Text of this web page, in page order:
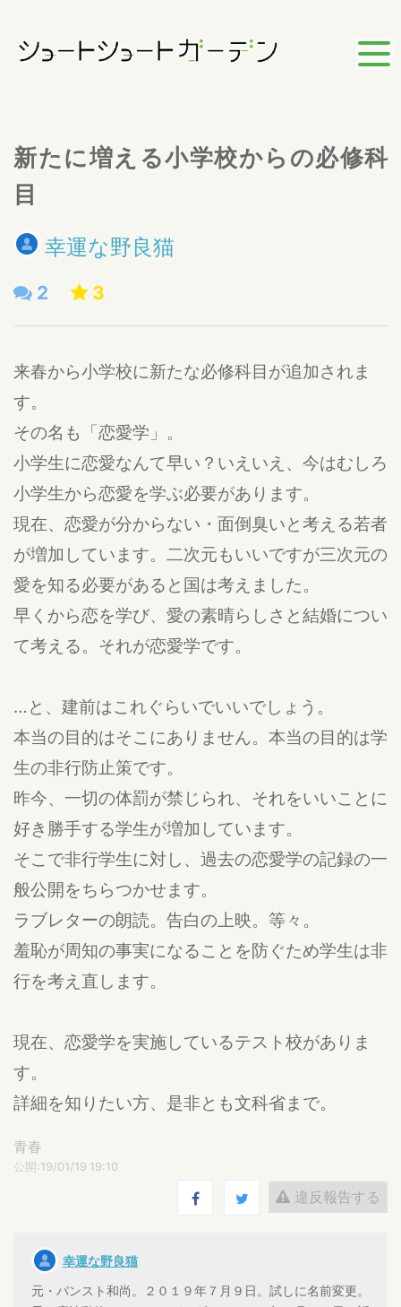
新たに増える小学校からの必修科
目
幸運な野良猫
2 3
来春から小学校に新たな必修科目が追加されま
す。
その名も「恋愛学」。
小学生に恋愛なんて早い？いえいえ、今はむしろ
小学生から恋愛を学ぶ必要があります。
現在、恋愛が分からない・面倒臭いと考える若者
が増加しています。二次元もいいですが三次元の
愛を知る必要があると国は考えました。
早くから恋を学び、愛の素晴らしさと結婚につい
て考える。それが恋愛学です。
…と、建前はこれぐらいでいいでしょう。
本当の目的はそこにありません。本当の目的は学
生の非行防止策です。
昨今、一切の体罰が禁じられ、それをいいことに
好き勝手する学生が増加しています。
そこで非行学生に対し、過去の恋愛学の記録の一
般公開をちらつかせます。
ラブレターの朗読。告白の上映。等々。
羞恥が周知の事実になることを防ぐため学生は非
行を考え直します。
現在、恋愛学を実施しているテスト校がありま
す。
詳細を知りたい方、是非とも文科省まで。
青春
公開:19/01/19 19:10
違反報告する
幸運な野良猫
元・パンスト和尚。２０１９年７月９日。試しに名前変更。